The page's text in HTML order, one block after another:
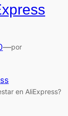
—por
en AliExpress?